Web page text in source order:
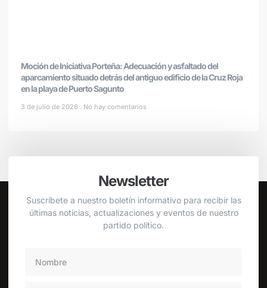
Moción de Iniciativa Porteña: Adecuación y asfaltado del
aparcamiento situado detrás del antiguo edificio de la Cruz Roja
en la playa de Puerto Sagunto
3 de julio de 2026 No hay comentarios
Newsletter
Suscríbete a nuestro boletín informativo para recibir las
últimas noticias, actualizaciones y eventos de nuestro
partido político.